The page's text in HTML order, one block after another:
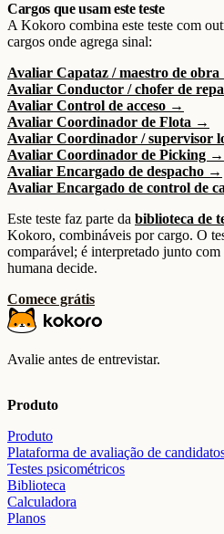
Cargos que usam este teste
A Kokoro combina este teste com
cargos onde agrega sinal:
Avaliar Capataz / maestro de
Avaliar Conductor / chofer de
Avaliar Control de acceso →
Avaliar Coordinador de Flota →
Avaliar Coordinador / supervisor
Avaliar Coordinador de Picking →
Avaliar Encargado de despacho →
Avaliar Encargado de control de
Este teste faz parte da biblioteca de
Kokoro, combináveis por cargo. O
comparável; é interpretado junto com
humana decide.
Comece grátis
Avalie antes de entrevistar.
Produto
Produto
Plataforma de avaliação de
Testes psicométricos
Biblioteca
Calculadora
Planos